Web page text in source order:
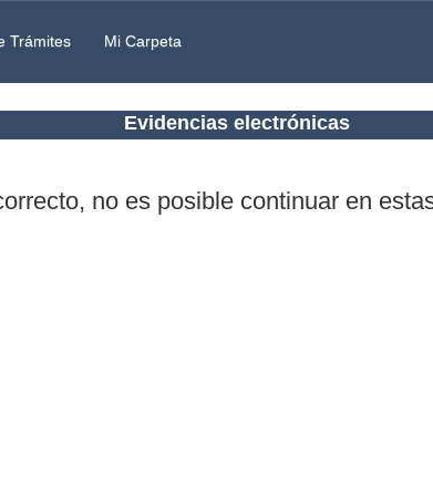
Trámites Mi Carpeta
Evidencias electrónicas
no es posible continuar en